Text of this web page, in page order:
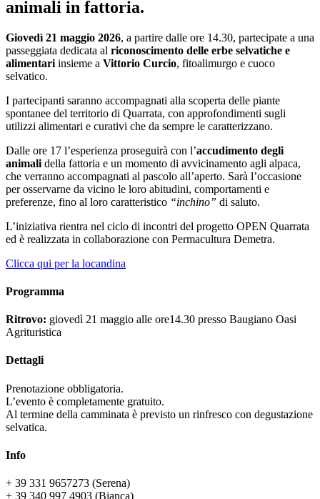
animali in fattoria.
Giovedì 21 maggio 2026, a partire dalle ore 14.30, partecipate a una
passeggiata dedicata al riconoscimento delle erbe selvatiche e
alimentari insieme a Vittorio Curcio, fitoalimurgo e cuoco
selvatico.
I partecipanti saranno accompagnati alla scoperta delle piante
spontanee del territorio di Quarrata, con approfondimenti sugli
utilizzi alimentari e curativi che da sempre le caratterizzano.
Dalle ore 17 l’esperienza proseguirà con l’accudimento degli
animali della fattoria e un momento di avvicinamento agli alpaca,
che verranno accompagnati al pascolo all’aperto. Sarà l’occasione
per osservarne da vicino le loro abitudini, comportamenti e
preferenze, fino al loro caratteristico “inchino” di saluto.
L’iniziativa rientra nel ciclo di incontri del progetto OPEN Quarrata
ed è realizzata in collaborazione con Permacultura Demetra.
Clicca qui per la locandina
Programma
Ritrovo: giovedì 21 maggio alle ore14.30 presso Baugiano Oasi
Agrituristica
Dettagli
Prenotazione obbligatoria.
L’evento è completamente gratuito.
Al termine della camminata è previsto un rinfresco con degustazione
selvatica.
Info
+ 39 331 9657273 (Serena)
+ 39 340 997 4903 (Bianca)